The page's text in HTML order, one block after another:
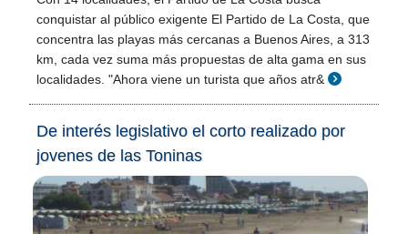
conquistar al público exigente El Partido de La Costa, que
concentra las playas más cercanas a Buenos Aires, a 313
km, cada vez suma más propuestas de alta gama en sus
localidades. "Ahora viene un turista que años atr&
De interés legislativo el corto realizado por
jovenes de las Toninas